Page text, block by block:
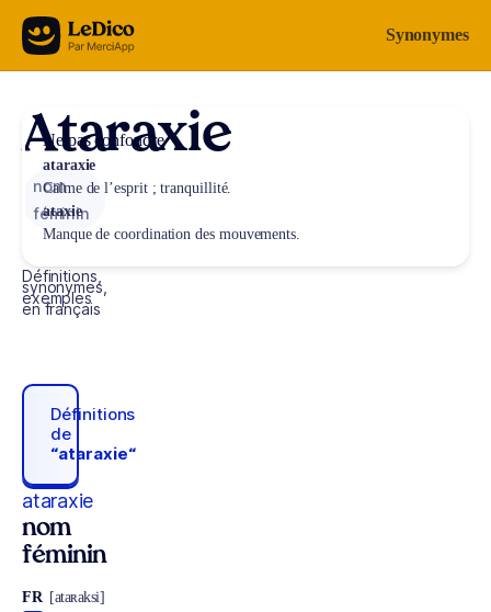
Aller au contenu Synonymes
Ataraxie
nom
féminin
Définitions,
synonymes,
exemples
en français
Définitions
de
“ataraxie“
ataraxie
nom
féminin
FR [ataʀaksi]
Ne pas confondre
ataraxie
Calme de l’esprit ; tranquillité.
ataxie
Manque de coordination des mouvements.